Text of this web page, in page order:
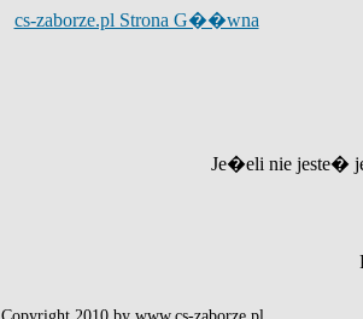
cs-zaborze.pl Strona G��wna
Je�eli nie jeste�